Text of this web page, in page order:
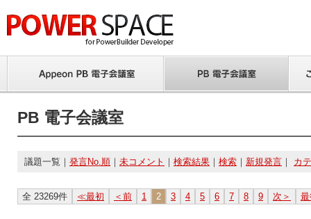
PB 電子会議室
議題一覧｜ 発言No.順 ｜ 未コメント ｜ 検索結果 ｜ 検索 ｜ 新規発言 ｜ カ
全 23269件 ≪最初 ＜前 1 2 3 4 5 6 7 8 9 次＞